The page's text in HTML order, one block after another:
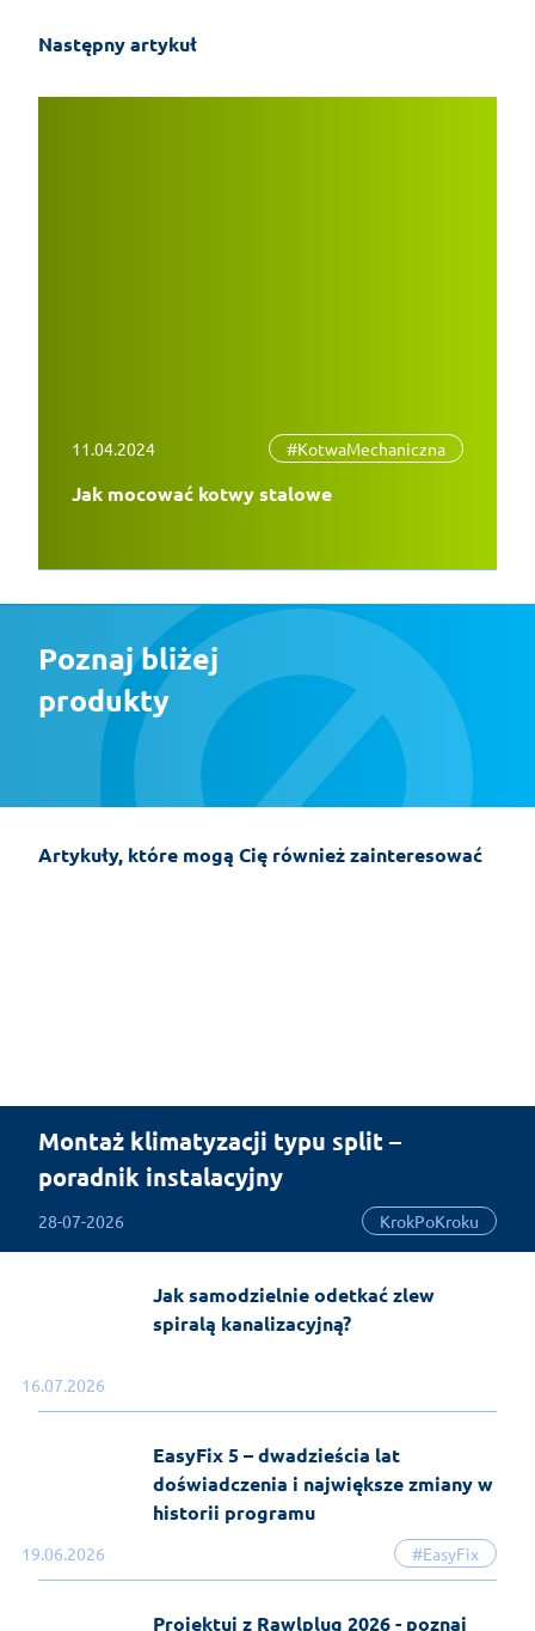
Następny artykuł
11.04.2024 #KotwaMechaniczna
Jak mocować kotwy stalowe
Poznaj bliżej
produkty
Artykuły, które mogą Cię również zainteresować
Montaż klimatyzacji typu split –
poradnik instalacyjny
28-07-2026 KrokPoKroku
16.07.2026
Jak samodzielnie odetkać zlew
spiralą kanalizacyjną?
19.06.2026 #EasyFix
EasyFix 5 – dwadzieścia lat
doświadczenia i największe zmiany w
historii programu
Projektuj z Rawlplug 2026 - poznaj